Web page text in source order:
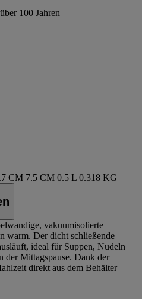
100 Jahren
CM 7.5 CM 0.5 L 0.318 KG
vakuumisolierte
warm. Der dicht schließende
ideal für Suppen, Nudeln
der Mittagspause. Dank der
direkt aus dem Behälter